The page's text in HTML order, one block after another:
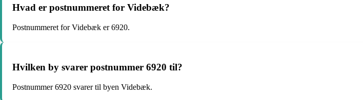
Hvad er postnummeret for Videbæk?
Postnummeret for Videbæk er 6920.
Hvilken by svarer postnummer 6920 til?
Postnummer 6920 svarer til byen Videbæk.